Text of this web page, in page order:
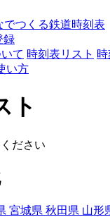
でつくる鉄道時刻表
録
て 時刻表リスト
い方
ト
ださい
宮城県 秋田県 山形